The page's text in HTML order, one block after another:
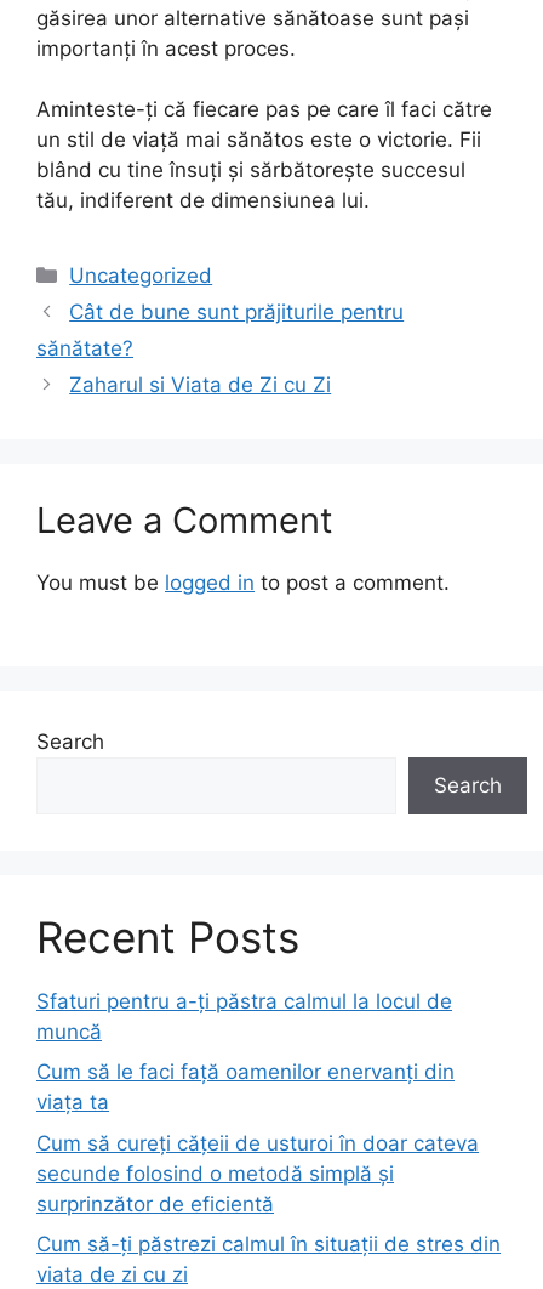
găsirea unor alternative sănătoase sunt pași
importanți în acest proces.
Aminteste-ți că fiecare pas pe care îl faci către
un stil de viață mai sănătos este o victorie. Fii
blând cu tine însuți și sărbătorește succesul
tău, indiferent de dimensiunea lui.
Categories
Uncategorized
Cât de bune sunt prăjiturile pentru
sănătate?
Zaharul si Viata de Zi cu Zi
Leave a Comment
You must be logged in to post a comment.
Search
Search
Recent Posts
Sfaturi pentru a-ți păstra calmul la locul de
muncă
Cum să le faci față oamenilor enervanți din
viața ta
Cum să cureți cățeii de usturoi în doar cateva
secunde folosind o metodă simplă și
surprinzător de eficientă
Cum să-ți păstrezi calmul în situații de stres din
viata de zi cu zi